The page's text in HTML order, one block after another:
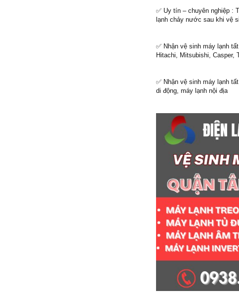
✅ Uy tín – chuyên nghiệp :
lạnh chảy nước sau khi vệ
✅ Nhận vệ sinh máy lạnh
Hitachi, Mitsubishi,
✅ Nhận vệ sinh máy lạnh
di động, máy lạnh nội địa